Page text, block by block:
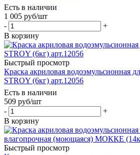
Есть в наличии
1 005 руб/шт
-
+
В корзину
Быстрый просмотр
Краска акриловая водоэмульсионная
STROY (6кг) арт.12056
Есть в наличии
509 руб/шт
-
+
В корзину
Быстрый просмотр